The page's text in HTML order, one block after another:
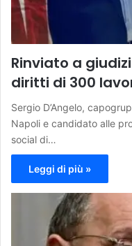
Rinviato a
diritti di 300
Sergio D’Angelo,
Napoli e candidato alle
social di…
Leggi di più »